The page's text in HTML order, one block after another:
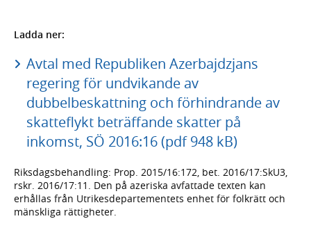
Ladda ner:
Avtal med Republiken Azerbajdzjans
regering för undvikande av
dubbelbeskattning och förhindrande av
skatteflykt beträffande skatter på
inkomst, SÖ 2016:16 (pdf 948 kB)
Riksdagsbehandling: Prop. 2015/16:172, bet. 2016/17:SkU3,
rskr. 2016/17:11. Den på azeriska avfattade texten kan
erhållas från Utrikesdepartementets enhet för folkrätt och
mänskliga rättigheter.